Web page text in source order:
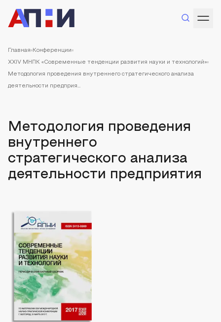
Главная Конференции
XXIV МНПК «Современные тенденции развития науки и технологий»
Методология проведения внутреннего стратегического анализа
деятельности предприя...
Методология проведения
внутреннего
стратегического анализа
деятельности предприятия